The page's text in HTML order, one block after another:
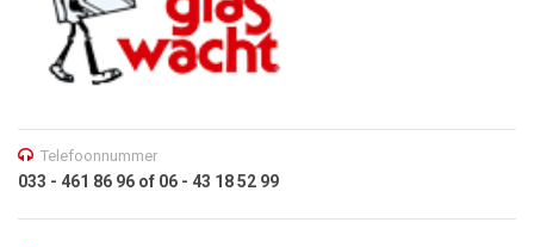
Telefoonnummer
033 - 461 86 96 of 06 - 43 18 52 99